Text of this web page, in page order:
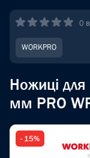
0
WORKPRO
Ножиці для
мм PRO
- 15%